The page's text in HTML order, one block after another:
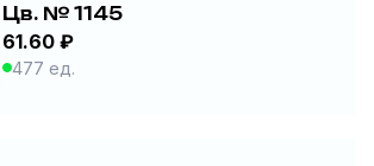
Цв. № 1145
61.60 ₽
477 ед.